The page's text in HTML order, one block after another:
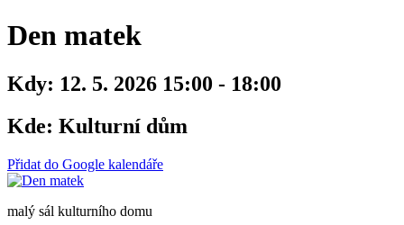
Den matek
Kdy: 12. 5. 2026 15:00 - 18:00
Kde: Kulturní dům
Přidat do Google kalendáře
malý sál kulturního domu